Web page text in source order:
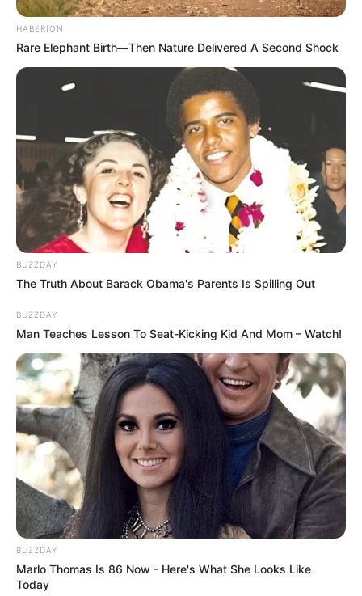
HABERION
Rare Elephant Birth—Then Nature Delivered A Second Shock
BUZZDAY
The Truth About Barack Obama's Parents Is Spilling Out
BUZZDAY
Man Teaches Lesson To Seat-Kicking Kid And Mom – Watch!
BUZZDAY
Marlo Thomas Is 86 Now - Here's What She Looks Like
Today